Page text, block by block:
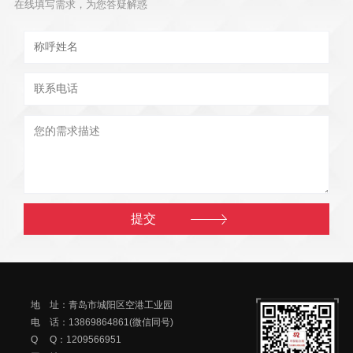
在线填写需求，为您答疑解惑
地 址：青岛市城阳区空港工业园
电 话：13869864861(微信同号)
Q Q：1209566951